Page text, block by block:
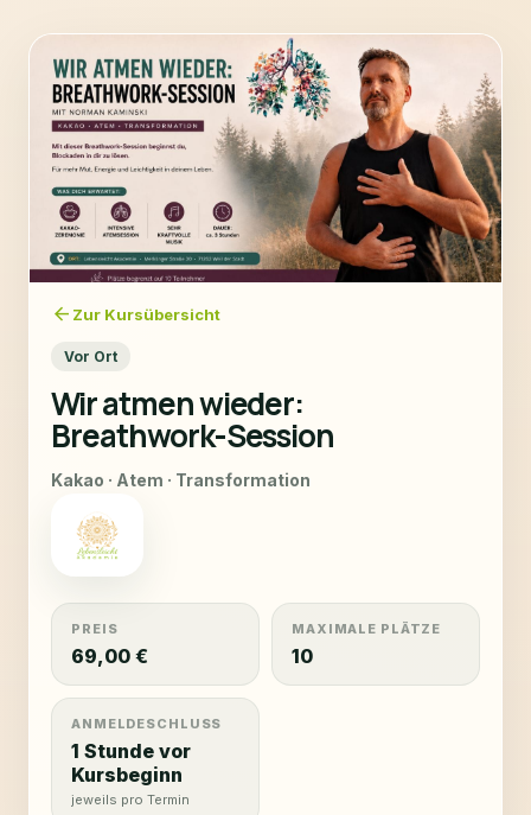
arrow_back Zur Kursübersicht
Vor Ort
Wir atmen wieder:
Breathwork-Session
Kakao · Atem · Transformation
PREIS
69,00 €
MAXIMALE PLÄTZE
10
ANMELDESCHLUSS
1 Stunde vor
Kursbeginn
jeweils pro Termin